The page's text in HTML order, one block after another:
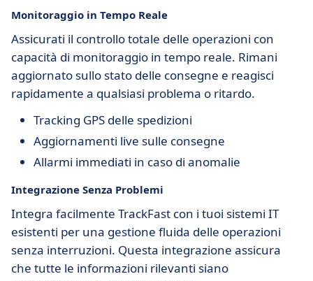
Monitoraggio in Tempo Reale
Assicurati il controllo totale delle operazioni con
capacità di monitoraggio in tempo reale. Rimani
aggiornato sullo stato delle consegne e reagisci
rapidamente a qualsiasi problema o ritardo.
Tracking GPS delle spedizioni
Aggiornamenti live sulle consegne
Allarmi immediati in caso di anomalie
Integrazione Senza Problemi
Integra facilmente TrackFast con i tuoi sistemi IT
esistenti per una gestione fluida delle operazioni
senza interruzioni. Questa integrazione assicura
che tutte le informazioni rilevanti siano